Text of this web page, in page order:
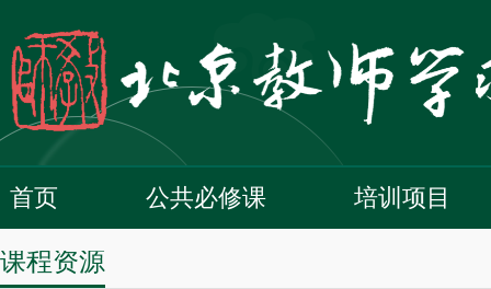
首页 公共必修课 培训项目
课程资源